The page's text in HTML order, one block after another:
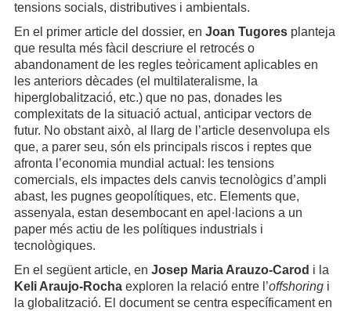
tensions socials, distributives i ambientals.
En el primer article del dossier, en Joan Tugoresplanteja
que resulta més fàcil descriure el retrocés o
abandonament de les regles teòricament aplicables en
les anteriors dècades (el multilateralisme, la
hiperglobalització, etc.) que no pas, donades les
complexitats de la situació actual, anticipar vectors de
futur. No obstant això, al llarg de l’article desenvolupa els
que, a parer seu, són els principals riscos i reptes que
afronta l’economia mundial actual: les tensions
comercials, els impactes dels canvis tecnològics d’ampli
abast, les pugnes geopolítiques, etc. Elements que,
assenyala, estan desembocant en apel·lacions a un
paper més actiu de les polítiques industrials i
tecnològiques.
En el següent article, en Josep Maria Arauzo-Carod i la
Keli Araujo-Rochaexploren la relació entre l’offshoringi
la globalització. El document se centra específicament en